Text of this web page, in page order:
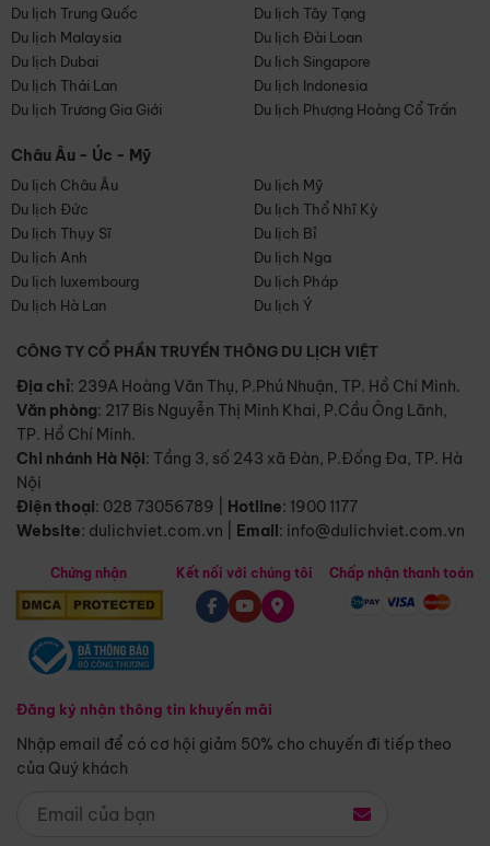
Du lịch Trung Quốc
Du lịch Tây Tạng
Du lịch Malaysia
Du lịch Đài Loan
Du lịch Dubai
Du lịch Singapore
Du lịch Thái Lan
Du lịch Indonesia
Du lịch Trương Gia Giới
Du lịch Phượng Hoàng Cổ Trấn
Châu Âu - Úc - Mỹ
Du lịch Châu Âu
Du lịch Mỹ
Du lịch Đức
Du lịch Thổ Nhĩ Kỳ
Du lịch Thụy Sĩ
Du lịch Bỉ
Du lịch Anh
Du lịch Nga
Du lịch luxembourg
Du lịch Pháp
Du lịch Hà Lan
Du lịch Ý
CÔNG TY CỔ PHẦN TRUYỀN THÔNG DU LỊCH VIỆT
Địa chỉ: 239A Hoàng Văn Thụ, P.Phú Nhuận, TP. Hồ Chí Minh.
Văn phòng: 217 Bis Nguyễn Thị Minh Khai, P.Cầu Ông Lãnh,
TP. Hồ Chí Minh.
Chi nhánh Hà Nội: Tầng 3, số 243 xã Đàn, P.Đống Đa, TP. Hà
Nội
Điện thoại: 028 73056789 Hotline: 1900 1177
Website: dulichviet.com.vn Email: info@dulichviet.com.vn
Chứng nhận
Đăng ký nhận thông tin khuyến mãi
Nhập email để có cơ hội giảm 50% cho chuyến đi tiếp theo
của Quý khách
Kết nối với chúng tôi Chấp nhận thanh toán